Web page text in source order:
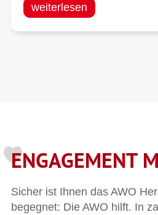
weiterlesen
ENGAGEMENT
Sicher ist Ihnen das AWO
begegnet: Die AWO hilft. In